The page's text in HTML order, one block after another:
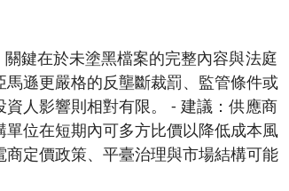
鍵在於未塗黑檔案的完整內容與法庭
遜更嚴格的反壟斷裁罰、監管條件或
人影響則相對有限。 - 建議：供應商
位在短期內可多方比價以降低成本風
定價政策、平臺治理與市場結構可能